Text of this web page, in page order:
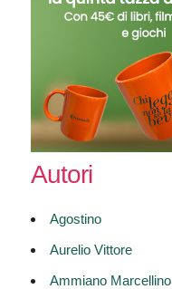
Autori
Agostino
Aurelio Vittore
Ammiano Marcellino